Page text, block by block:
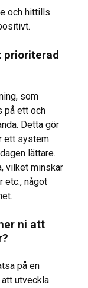
och hittills
prioriterad
som
på ett och
Detta gör
ett system
lättare.
vilket minskar
etc., något
ni att
på en
utveckla